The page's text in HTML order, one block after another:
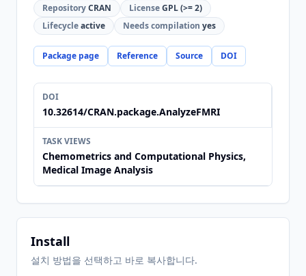
RepositoryCRAN LicenseGPL (>= 2)
Lifecycleactive Needs compilation yes
Package page Reference Source DOI
DOI
10.32614/CRAN.package.AnalyzeFMRI
TASK VIEWS
Chemometrics and Computational Physics,
Medical Image Analysis
Install
설치 방법을 선택하고 바로 복사합니다.